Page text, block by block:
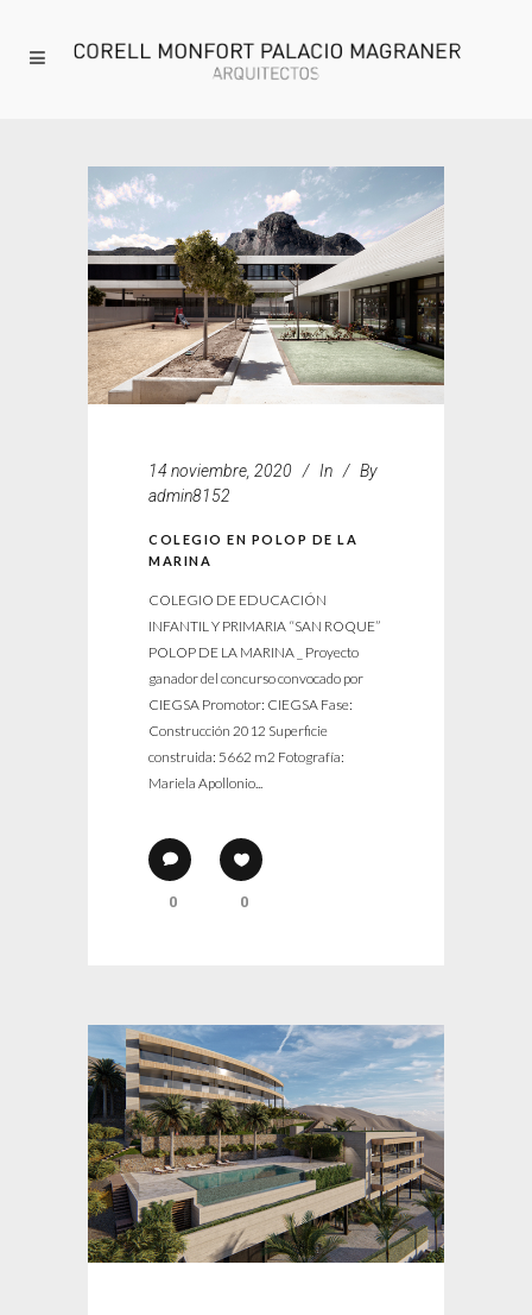
14 noviembre, 2020 In
By
admin8152
COLEGIO EN POLOP DE LA
MARINA
COLEGIO DE EDUCACIÓN
INFANTIL Y PRIMARIA “SAN ROQUE”
POLOP DE LA MARINA _ Proyecto
ganador del concurso convocado por
CIEGSA Promotor: CIEGSA Fase:
Construcción 2012 Superficie
construida: 5662 m2 Fotografía:
Mariela Apollonio...
0 0